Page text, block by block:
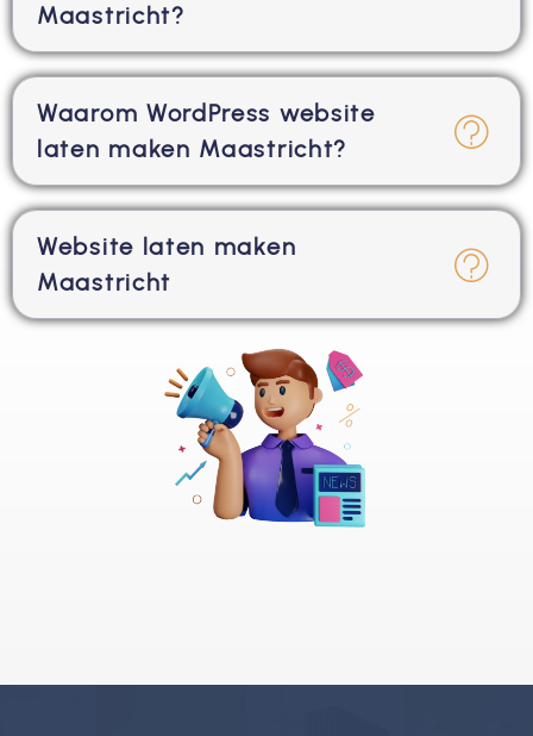
Maastricht?
Waarom WordPress website
laten maken Maastricht?
Website laten maken
Maastricht